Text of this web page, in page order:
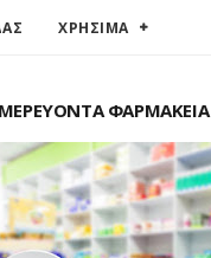
ΧΡΗΣΙΜΑ
ΦΑΡΜΑΚΕΙΑ